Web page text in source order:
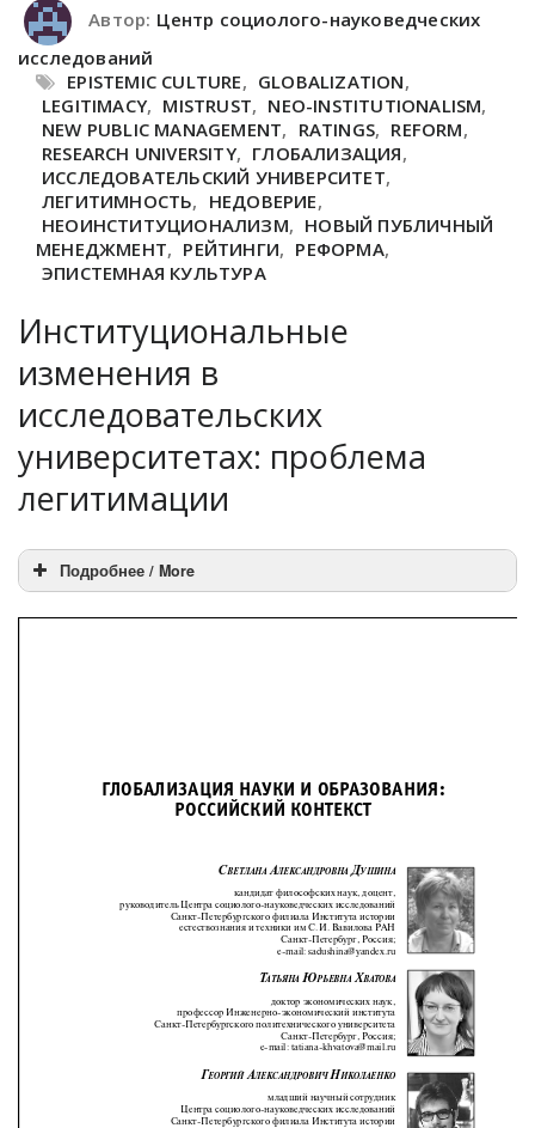
Автор: Центр социолого-науковедческих
исследований
EPISTEMIC CULTURE, GLOBALIZATION,
LEGITIMACY, MISTRUST, NEO-INSTITUTIONALISM,
NEW PUBLIC MANAGEMENT, RATINGS, REFORM,
RESEARCH UNIVERSITY, ГЛОБАЛИЗАЦИЯ,
ИССЛЕДОВАТЕЛЬСКИЙ УНИВЕРСИТЕТ,
ЛЕГИТИМНОСТЬ, НЕДОВЕРИЕ,
НЕОИНСТИТУЦИОНАЛИЗМ, НОВЫЙ ПУБЛИЧНЫЙ
МЕНЕДЖМЕНТ, РЕЙТИНГИ, РЕФОРМА,
ЭПИСТЕМНАЯ КУЛЬТУРА
Институциональные
изменения в
исследовательских
университетах: проблема
легитимации
Подробнее / More